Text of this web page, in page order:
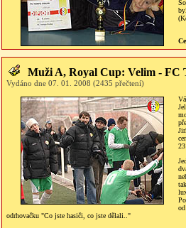
Muži A, Royal Cup: Velim - FC
Vydáno dne 07. 01. 2008 (2435 přečtení)
odrhovačku "Co jste hasiči, co jste dělali.."